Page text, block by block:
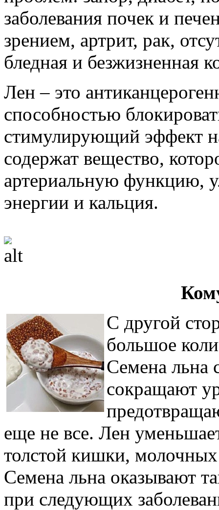
заболевания почек и
зрением, артрит, рак,
бледная и безжизненная
Лен – это
способностью
стимулирующий эффект
содержат вещество,
артериальную функцию,
энергии и кальция.
С другой
большое
Семена льна
сокращают
еще не все. Лен
толстой кишки,
Семена льна оказывают
при следующих